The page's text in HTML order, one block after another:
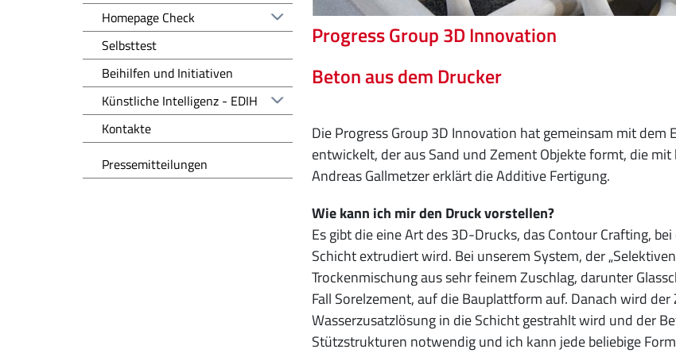
Progress Group 3D Innovation
Beton aus dem Drucker
Die Progress Group 3D Innovation hat gemeinsam mit
entwickelt, der aus Sand und Zement Objekte formt, die
Andreas Gallmetzer erklärt die Additive Fertigung.
Wie kann ich mir den Druck vorstellen?
Es gibt die eine Art des 3D-Drucks, das Contour Crafting,
Schicht extrudiert wird. Bei unserem System, der
Trockenmischung aus sehr feinem Zuschlag, darunter
Fall Sorelzement, auf die Bauplattform auf. Danach wird
Wasserzusatzlösung in die Schicht gestrahlt wird und der
Stützstrukturen notwendig und ich kann jede beliebige
Homepage Check
Selbsttest
Beihilfen und Initiativen
Künstliche Intelligenz - EDIH
Kontakte
Pressemitteilungen